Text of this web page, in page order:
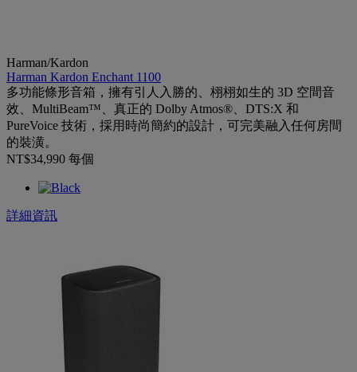
Harman/Kardon
Harman Kardon Enchant 1100
多功能條形音箱，擁有引人入勝的、栩栩如生的 3D 空間音
效、MultiBeam™、真正的 Dolby Atmos®、DTS:X 和
PureVoice 技術，採用時尚簡約的設計，可完美融入任何房間
的裝潢。
NT$34,990 每個
詳細資訊